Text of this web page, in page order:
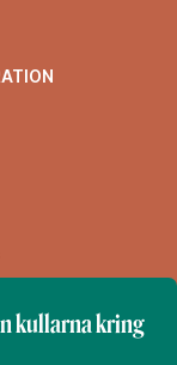
kullarna kring